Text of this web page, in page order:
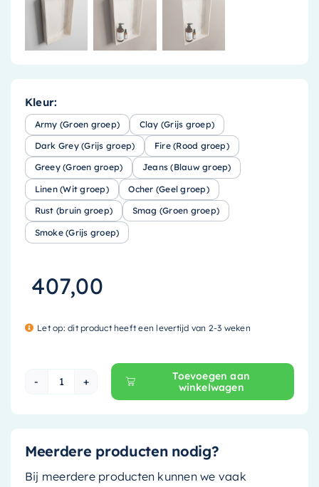
Kleur:
Army (Groen groep) Clay (Grijs groep)
Dark Grey (Grijs groep) Fire (Rood groep)
Greey (Groen groep) Jeans (Blauw groep)
Linen (Wit groep) Ocher (Geel groep)
Rust (bruin groep) Smag (Groen groep)
Smoke (Grijs groep)
407,00
Let op: dit product heeft een levertijd van 2-3 weken
Mondiaz EASY Nis - 44.5x29.5cm - solid
Toevoegen aan
winkelwagen
Meerdere producten nodig?
Bij meerdere producten kunnen we vaak